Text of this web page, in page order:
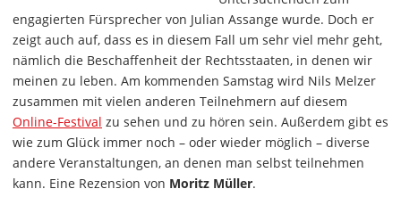
engagierten Fürsprecher von Julian Assange wurde. Doch er
zeigt auch auf, dass es in diesem Fall um sehr viel mehr geht,
nämlich die Beschaffenheit der Rechtsstaaten, in denen wir
meinen zu leben. Am kommenden Samstag wird Nils Melzer
zusammen mit vielen anderen Teilnehmern auf diesem
Online-Festival zu sehen und zu hören sein. Außerdem gibt es
wie zum Glück immer noch – oder wieder möglich – diverse
andere Veranstaltungen, an denen man selbst teilnehmen
kann. Eine Rezension von Moritz Müller.